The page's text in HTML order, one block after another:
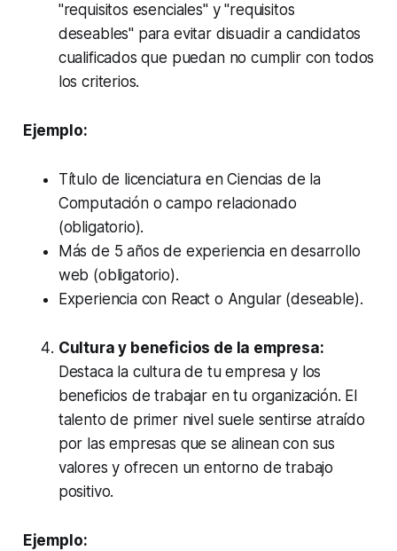
"requisitos esenciales" y "requisitos
deseables" para evitar disuadir a candidatos
cualificados que puedan no cumplir con todos
los criterios.
Ejemplo:
Título de licenciatura en Ciencias de la
Computación o campo relacionado
(obligatorio).
Más de 5 años de experiencia en desarrollo
web (obligatorio).
Experiencia con React o Angular (deseable).
Cultura y beneficios de la empresa:
Destaca la cultura de tu empresa y los
beneficios de trabajar en tu organización. El
talento de primer nivel suele sentirse atraído
por las empresas que se alinean con sus
valores y ofrecen un entorno de trabajo
positivo.
Ejemplo: